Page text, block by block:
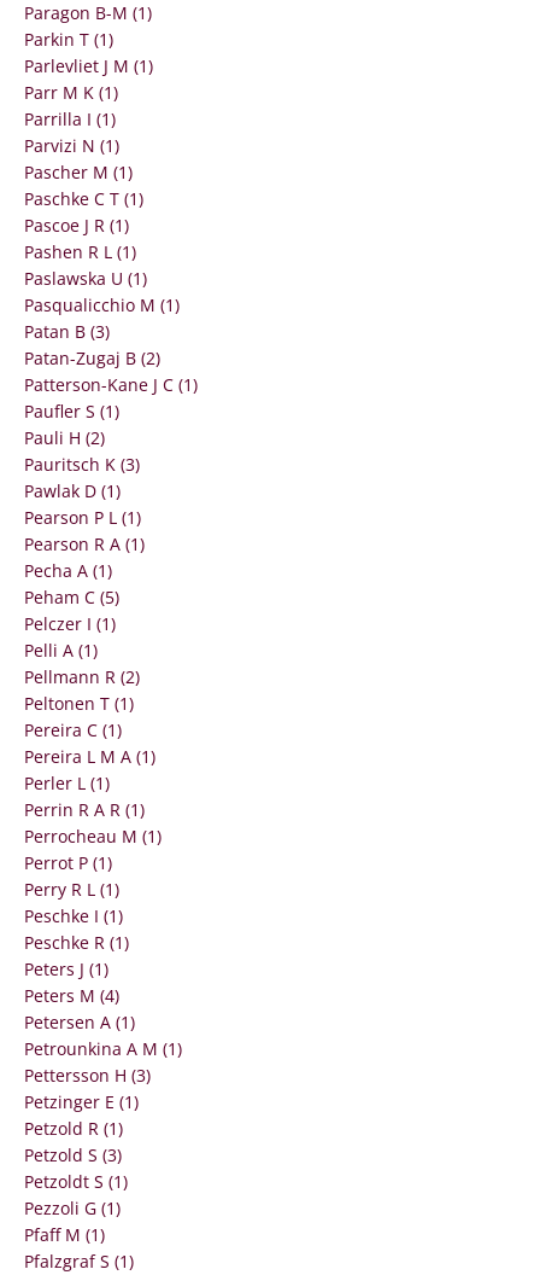
Paragon B-M (1)
Parkin T (1)
Parlevliet J M (1)
Parr M K (1)
Parrilla I (1)
Parvizi N (1)
Pascher M (1)
Paschke C T (1)
Pascoe J R (1)
Pashen R L (1)
Paslawska U (1)
Pasqualicchio M (1)
Patan B (3)
Patan-Zugaj B (2)
Patterson-Kane J C (1)
Paufler S (1)
Pauli H (2)
Pauritsch K (3)
Pawlak D (1)
Pearson P L (1)
Pearson R A (1)
Pecha A (1)
Peham C (5)
Pelczer I (1)
Pelli A (1)
Pellmann R (2)
Peltonen T (1)
Pereira C (1)
Pereira L M A (1)
Perler L (1)
Perrin R A R (1)
Perrocheau M (1)
Perrot P (1)
Perry R L (1)
Peschke I (1)
Peschke R (1)
Peters J (1)
Peters M (4)
Petersen A (1)
Petrounkina A M (1)
Pettersson H (3)
Petzinger E (1)
Petzold R (1)
Petzold S (3)
Petzoldt S (1)
Pezzoli G (1)
Pfaff M (1)
Pfalzgraf S (1)